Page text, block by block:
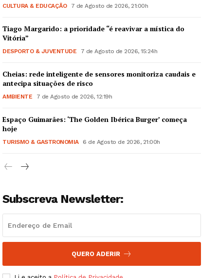
Guimarães, agora!
Institucional
Artigos
Edição Digital
Grande Entrevista
CULTURA & EDUCAÇÃO 7 de Agosto de 2026, 21:00h
Tiago Margarido: a prioridade “é reavivar a mística do
Vitória”
DESPORTO & JUVENTUDE 7 de Agosto de 2026, 15:24h
Cheias: rede inteligente de sensores monitoriza caudais e
antecipa situações de risco
AMBIENTE 7 de Agosto de 2026, 12:19h
Espaço Guimarães: ‘The Golden Ibérica Burger’ começa
hoje
TURISMO & GASTRONOMIA 6 de Agosto de 2026, 21:00h
Subscreva Newsletter:
QUERO ADERIR